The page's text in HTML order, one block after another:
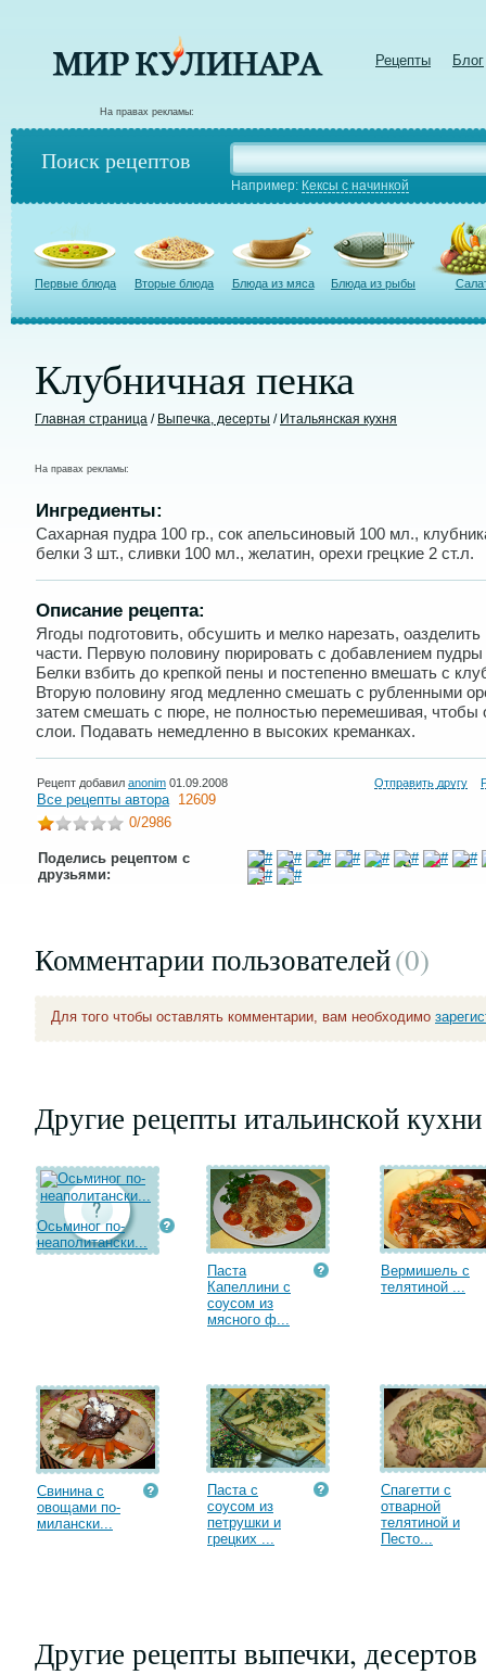
Рецепты Блог
На правах рекламы:
Поиск рецептов
Например: Кексы с начинкой
Первые блюда Вторые блюда Блюда из мяса Блюда из рыбы
Клубничная пенка
Главная страница / Выпечка, десерты / Итальянская кухня
На правах рекламы:
Ингредиенты:
Сахарная пудра 100 гр., сок апельсиновый 100 мл.,
белки 3 шт., сливки 100 мл., желатин, орехи грецкие 2 ст.л.
Описание рецепта:
Ягоды подготовить, обсушить и мелко нарезать, оазделить
части. Первую половину пюрировать с добавлением пудры
Белки взбить до крепкой пены и постепенно вмешать с
Вторую половину ягод медленно смешать с рубленными
затем смешать с пюре, не полностью перемешивая, чтобы
слои. Подавать немедленно в высоких креманках.
Рецепт добавил anonim 01.09.2008 Отправить другу
Все рецепты автора 12609
0/2986
Поделись рецептом с
друзьями:
Комментарии пользователей(0)
Для того чтобы оставлять комментарии, вам необходимо
Другие рецепты итальинской кухни
Осьминог по-
неаполитански...
Паста
Капеллини с
соусом из
мясного ф...
Вермишель с
телятиной ...
Свинина с
овощами по-
милански...
Паста с
соусом из
петрушки и
грецких ...
Спагетти с
отварной
телятиной и
Песто...
Другие рецепты выпечки, десертов